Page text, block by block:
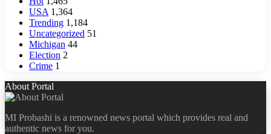
USA 1,364
Trending 1,184
Uncategorized 51
Michigan 44
Election 2
Crime 1
About Portal
MI Probashi is a renowned news portal which provides real and
authentic news for you.